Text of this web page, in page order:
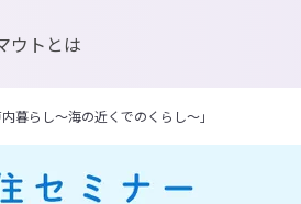
ウトとは
暮らし～海の近くでのくらし～」